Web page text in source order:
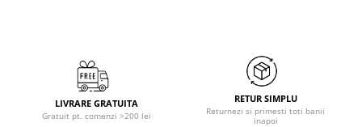
LIVRARE GRATUITA
Gratuit pt. comenzi >200 lei
RETUR SIMPLU
Returnezi si primesti toti banii
inapoi